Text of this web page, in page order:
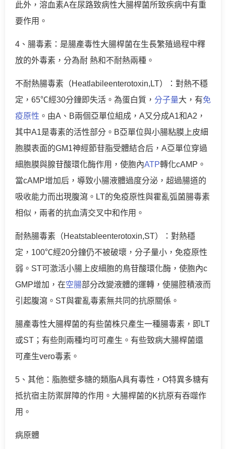
此外，溶血素A在尿路致病性大腸桿菌所致疾病中有重
要作用。
4、腸毒素：是腸產毒性大腸桿菌在生長繁殖過程中釋
放的外毒素，分為耐 熱和不耐熱兩種。
不耐熱腸毒素（Heatlabileenterotoxin,LT）：對熱不穩
定，65℃經30分鐘即失活。為蛋白質， 分子量大，有免
疫原性 。由A、B兩個亞單位組成，A又分成A1和A2，
其中A1是毒素的活性部分。B亞單位與小腸粘膜上皮細
胞膜表面的GM1神經節苷脂受體結合后，A亞單位穿過
細胞膜與腺苷酸環化酶作用，使胞內ATP轉化cAMP。
當cAMP增加后，導致小腸液體過度分泌，超過腸道的
吸收能力而出現腹瀉。LT的免疫原性與霍亂弧菌腸毒素
相似，兩者的抗血清交叉中和作用。
耐熱腸毒素（Heatstableenterotoxin,ST）：對熱穩
定，100℃經20分鐘仍不被破壞，分子量小，免疫原性
弱。ST可激活小腸上皮細胞的鳥苷酸環化酶，使胞內c
GMP增加，在空腸部分改變液體的運轉，使腸腔積液而
引起腹瀉。ST與霍亂毒素無共同的抗原關係。
腸產毒性大腸桿菌的有些菌株只產生一種腸毒素，即LT
或ST；有些則兩種均可可產生。有些致病大腸桿菌還
可產生vero毒素。
5、其他：脂胞壁多糖的類脂A具有毒性，O特異多糖有
抵抗宿主防禦屏障的作用。大腸桿菌的K抗原有吞噬作
用。
病原體